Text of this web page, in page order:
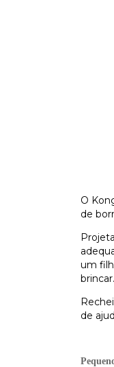
O
de
um
brincar.
de